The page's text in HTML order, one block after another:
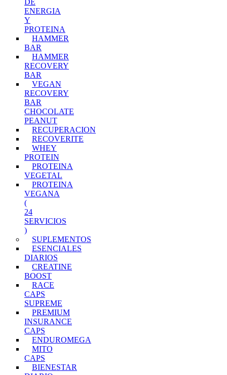
DE
ENERGIA
Y
PROTEINA
HAMMER
BAR
HAMMER
RECOVERY
BAR
VEGAN
RECOVERY
BAR
CHOCOLATE
PEANUT
RECUPERACION
RECOVERITE
WHEY
PROTEIN
PROTEINA
VEGETAL
PROTEINA
VEGANA
(
24
SERVICIOS
)
SUPLEMENTOS
ESENCIALES
DIARIOS
CREATINE
BOOST
RACE
CAPS
SUPREME
PREMIUM
INSURANCE
CAPS
ENDUROMEGA
MITO
CAPS
BIENESTAR